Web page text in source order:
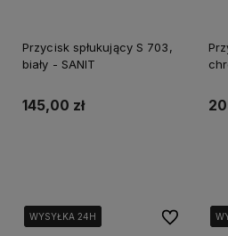
Przycisk spłukujący S 703,
biały - SANIT
145,00 zł
WYSYŁKA 24H
WYSYŁKA 24H
WYSYŁKA 24H Do